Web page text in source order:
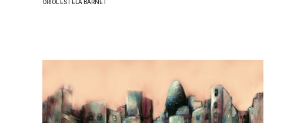
ORIOL ESTELA BARNET